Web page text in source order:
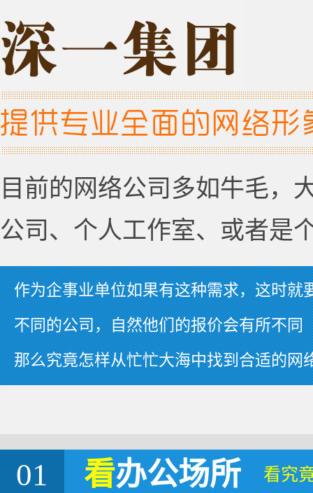
目前的网络公司多如牛毛，
公司、个人工作室、或者是
作为企事业单位如果有这种需求，这时就
不同的公司，自然他们的报价会有所不同
那么究竟怎样从忙忙大海中找到合适的网
01 看办公场所 看究